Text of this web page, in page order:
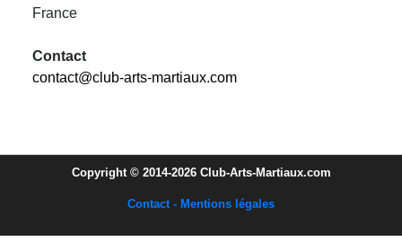
France
Contact
contact@club-arts-martiaux.com
Copyright © 2014-2026 Club-Arts-Martiaux.com
Contact - Mentions légales